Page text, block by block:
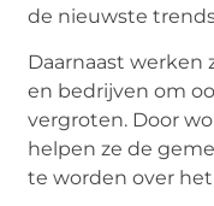
de nieuwste
Daarnaast werken
en bedrijven om
vergroten. Door
helpen ze de
te worden over